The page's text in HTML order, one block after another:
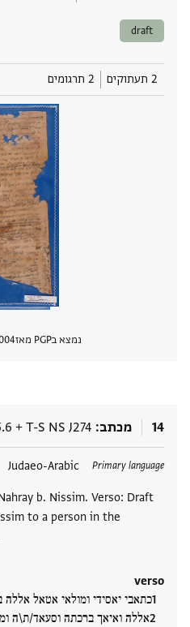
draft
2 תעתוקים 2 תרגומים
נמצא בPGP מאז
14 מכתב T-S NS J274
+
Primary language
Judaeo-Arabic
b. Nissim. Verso: Draft
to a person in the
verso
כתאבי יאסידי ומולאי אטאל
אללה ואיאך ברכתה וסעאד/ת\ה
תגים